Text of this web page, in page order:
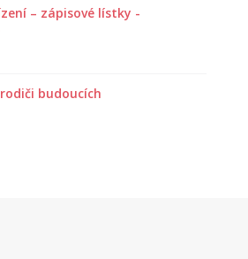
– zápisové lístky -
budoucích